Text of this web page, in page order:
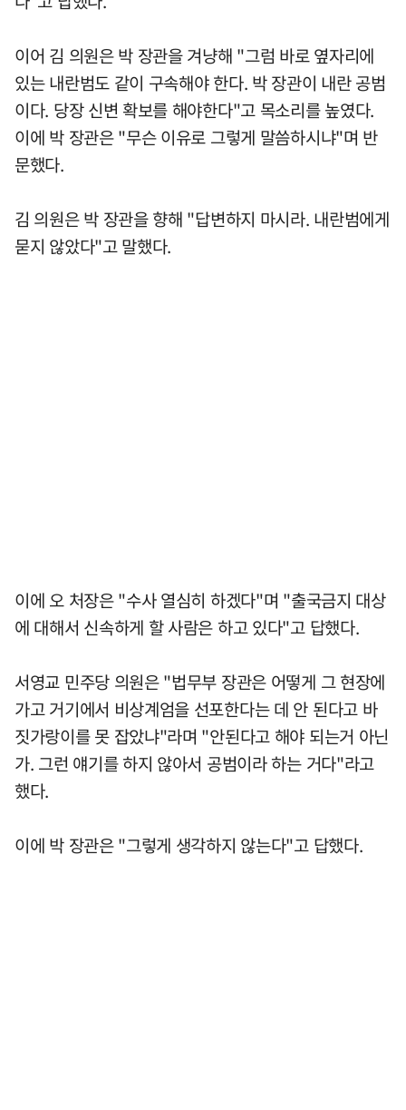
이어 김 의원은 박 장관을 겨냥해 "그럼 바로 옆자리에
있는 내란범도 같이 구속해야 한다. 박 장관이 내란 공범
이다. 당장 신변 확보를 해야한다"고 목소리를 높였다.
이에 박 장관은 "무슨 이유로 그렇게 말씀하시냐"며 반
문했다.
김 의원은 박 장관을 향해 "답변하지 마시라. 내란범에게
묻지 않았다"고 말했다.
이에 오 처장은 "수사 열심히 하겠다"며 "출국금지 대상
에 대해서 신속하게 할 사람은 하고 있다"고 답했다.
서영교 민주당 의원은 "법무부 장관은 어떻게 그 현장에
가고 거기에서 비상계엄을 선포한다는 데 안 된다고 바
짓가랑이를 못 잡았냐"라며 "안된다고 해야 되는거 아닌
가. 그런 얘기를 하지 않아서 공범이라 하는 거다"라고
했다.
이에 박 장관은 "그렇게 생각하지 않는다"고 답했다.